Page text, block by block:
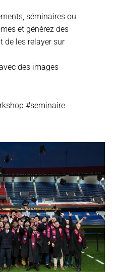
séminaires ou
et générez des
de les relayer sur
des images
#seminaire